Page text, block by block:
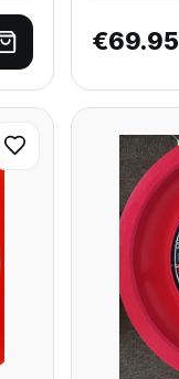
Lees verder
€69.95